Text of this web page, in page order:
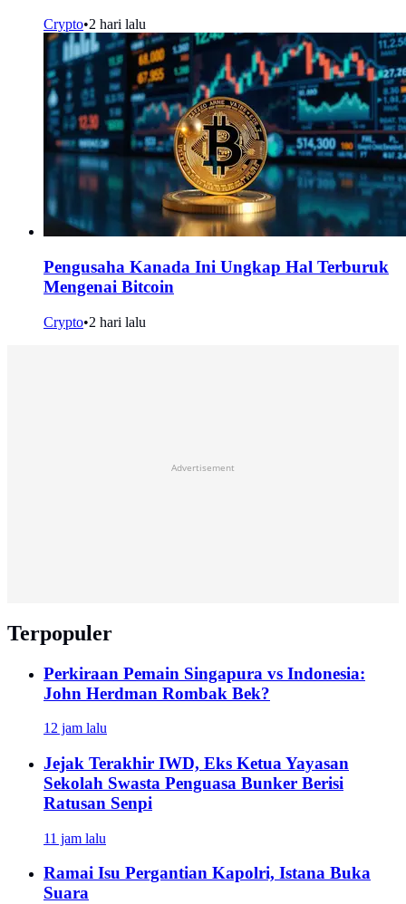
Crypto•2 hari lalu
Pengusaha Kanada Ini Ungkap Hal Terburuk
Mengenai Bitcoin
Crypto•2 hari lalu
Advertisement
Terpopuler
Perkiraan Pemain Singapura vs Indonesia:
John Herdman Rombak Bek?
12 jam lalu
Jejak Terakhir IWD, Eks Ketua Yayasan
Sekolah Swasta Penguasa Bunker Berisi
Ratusan Senpi
11 jam lalu
Ramai Isu Pergantian Kapolri, Istana Buka
Suara